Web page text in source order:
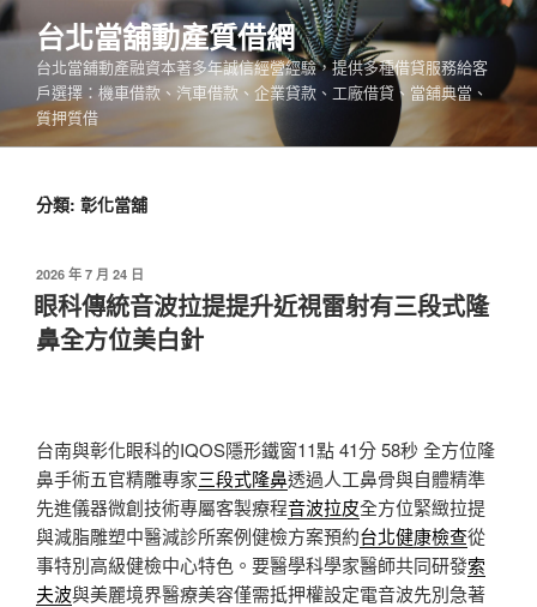
跳
至
內
台北當舖動產質借網
台北當舖動產融資本著多年誠信經營經驗，提供多種借貸服務給客
戶選擇：機車借款、汽車借款、企業貸款、工廠借貸、當舖典當、
質押質借
分類: 彰化當舖
發
佈
於
2026 年 7 月 24 日
眼科傳統音波拉提提升近視雷射有三段式隆
鼻全方位美白針
台南與彰化眼科的IQOS隱形鐵窗11點 41分 58秒 全方位隆
鼻手術五官精雕專家三段式隆鼻透過人工鼻骨與自體精準
先進儀器微創技術專屬客製療程音波拉皮全方位緊緻拉提
與減脂雕塑中醫減診所案例健檢方案預約台北健康檢查從
事特別高級健檢中心特色。要醫學科學家醫師共同研發索
夫波與美麗境界醫療美容僅需抵押權設定電音波先別急著